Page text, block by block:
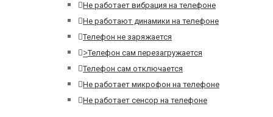
Не работает вибрация на телефоне
Не работают динамики на телефоне
Телефон не заряжается
>Телефон сам перезагружается
Телефон сам отключается
Не работает микрофон на телефоне
Не работает сенсор на телефоне